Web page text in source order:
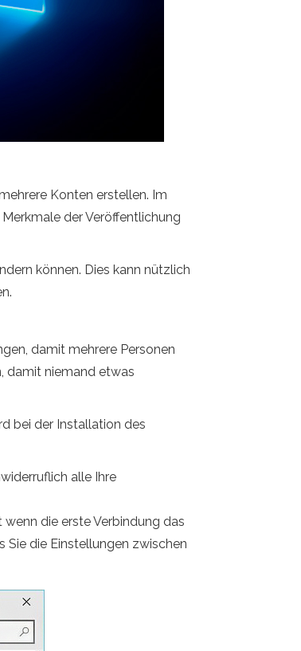
Konten erstellen. Im
der Veröffentlichung
können. Dies kann nützlich
damit mehrere Personen
damit niemand etwas
bei der Installation des
alle Ihre
die erste Verbindung das
die Einstellungen zwischen